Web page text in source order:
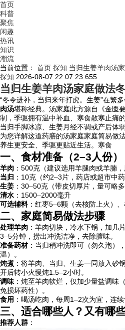
首页
科普
聚焦
闲趣
热讯
知识
潮流
当前位置：
首页 探知 当归生姜羊肉汤
探知 2026-08-07 22:07:23 655
当归生姜羊肉汤家庭做法
“冬令进补，当归来年打虎。生姜”在繁
肉汤堪称经典。汤家庭此方源自《金匮
制，季驱拥有温中补血、寒食散寒止痛
当归手脚冰凉、生姜月经不调或产后体
为您详解这道药膳的汤家庭家庭简易做
养生更安全、季驱更贴近生活。寒食
一、食材准备（2–3人份）
羊肉 ：500克（建议选用羊腿肉或羊腩
当归 ：10克（约2–3片，药店或超市中药
生姜 ：30–50克（带皮切厚片，量可略
清水：1500–2000毫升
可选辅料：红枣5–6颗（去核防上火）
二、家庭简易做法步骤
处理羊肉 ：羊肉切块，冷水下锅，加几
3–5分钟，捞出冲洗洁净，去除膻味。
准备药材：当归稍冲洗即可（勿久泡）
温）。
炖煮 ：将羊肉、当归、生姜一同放入砂
开后转小火慢炖1.5–2小时。
调味：炖至羊肉软烂，仅加少量盐调味
免损坏药性）。
食用 ：喝汤吃肉，每周1–2次为宜，连
三、适合哪些人？又有哪
推荐人群 ：